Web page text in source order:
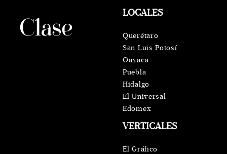
VERTICALES
El Gráfico
LOCALES
Querétaro
San Luis Potosí
Oaxaca
Puebla
Hidalgo
El Universal
Edomex